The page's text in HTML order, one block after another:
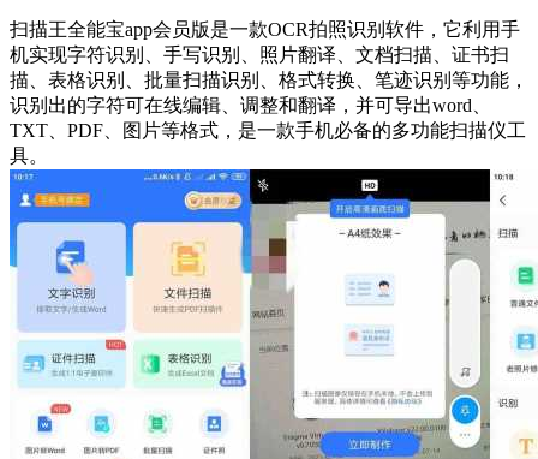
扫描王全能宝app会员版是一款OCR拍照识别软件，它利用手
机实现字符识别、手写识别、照片翻译、文档扫描、证书扫
描、表格识别、批量扫描识别、格式转换、笔迹识别等功能，
识别出的字符可在线编辑、调整和翻译，并可导出word、
TXT、PDF、图片等格式，是一款手机必备的多功能扫描仪工
具。